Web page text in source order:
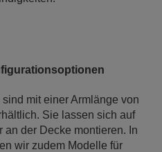
mit einer Armlänge von
Sie lassen sich auf
an der Decke montieren. In
wir zudem Modelle für